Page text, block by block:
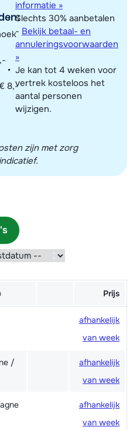
8,-
informatie »
Slechts 30% aanbetalen
- Bekijk betaal- en
annuleringsvoorwaarden
»
Je kan tot 4 weken voor
vertrek kosteloos het
aantal personen
wijzigen.
zijn met zorg
Prijs
afhankelijk
van week
/
afhankelijk
van week
afhankelijk
van week